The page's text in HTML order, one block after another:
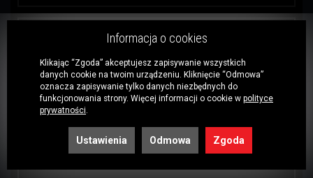
Informacja o cookies
Klikając “Zgoda” akceptujesz zapisywanie wszystkich
danych cookie na twoim urządzeniu. Kliknięcie “Odmowa”
oznacza zapisywanie tylko danych niezbędnych do
funkcjonowania strony. Więcej informacji o cookie w polityce
prywatności.
Ustawienia Odmowa Zgoda